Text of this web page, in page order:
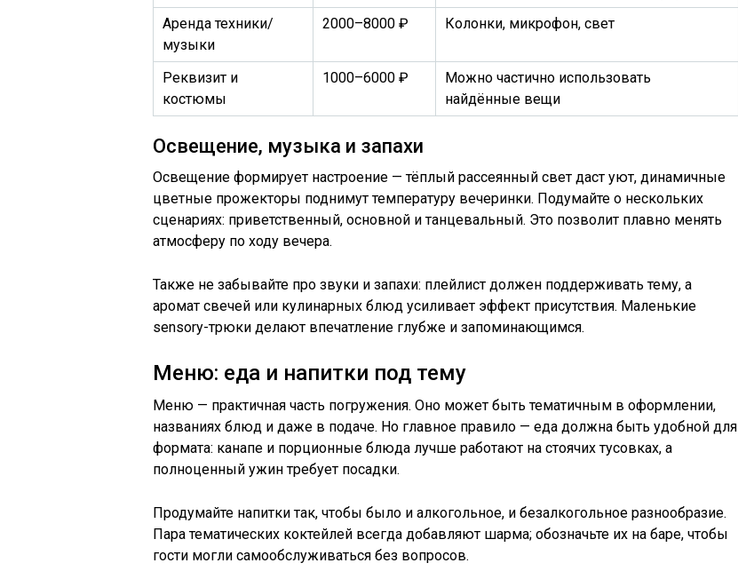
Аренда техники/
музыки
2000–8000 ₽ Колонки, микрофон, свет
Реквизит и
костюмы
1000–6000 ₽
Можно частично использовать
найдённые вещи
Освещение, музыка и запахи
Освещение формирует настроение — тёплый рассеянный свет даст уют, динамичные
цветные прожекторы поднимут температуру вечеринки. Подумайте о нескольких
сценариях: приветственный, основной и танцевальный. Это позволит плавно менять
атмосферу по ходу вечера.
Также не забывайте про звуки и запахи: плейлист должен поддерживать тему, а
аромат свечей или кулинарных блюд усиливает эффект присутствия. Маленькие
sensory-трюки делают впечатление глубже и запоминающимся.
Меню: еда и напитки под тему
Меню — практичная часть погружения. Оно может быть тематичным в оформлении,
названиях блюд и даже в подаче. Но главное правило — еда должна быть удобной для
формата: канапе и порционные блюда лучше работают на стоячих тусовках, а
полноценный ужин требует посадки.
Продумайте напитки так, чтобы было и алкогольное, и безалкогольное разнообразие.
Пара тематических коктейлей всегда добавляют шарма; обозначьте их на баре, чтобы
гости могли самообслуживаться без вопросов.